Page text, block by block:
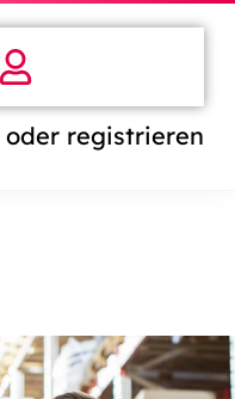
oder registrieren